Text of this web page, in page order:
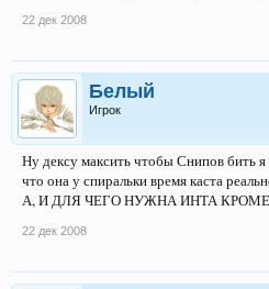
22 дек 2008
Белый
Игрок
Ну дексу максить чтобы Снипов бить
что она у спиральки время каста
А, И ДЛЯ ЧЕГО НУЖНА ИНТА
22 дек 2008